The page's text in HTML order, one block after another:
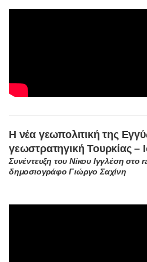
Η νέα γεωπολιτική της
γεωστρατηγική Τουρκίας –
Συνέντευξη του Νίκου Ιγγλέση στο
δημοσιογράφο Γιώργο Σαχίνη